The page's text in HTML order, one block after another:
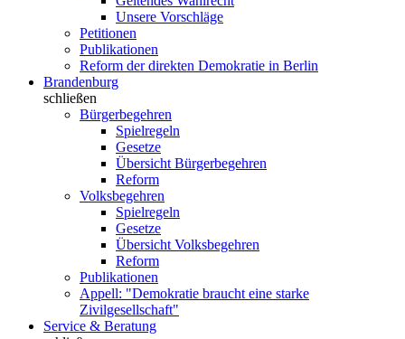
Unsere Vorschläge
Petitionen
Publikationen
Reform der direkten Demokratie in Berlin
Brandenburg
schließen
Bürgerbegehren
Spielregeln
Gesetze
Übersicht Bürgerbegehren
Reform
Volksbegehren
Spielregeln
Gesetze
Übersicht Volksbegehren
Reform
Publikationen
Appell: "Demokratie braucht eine starke
Zivilgesellschaft"
Service & Beratung